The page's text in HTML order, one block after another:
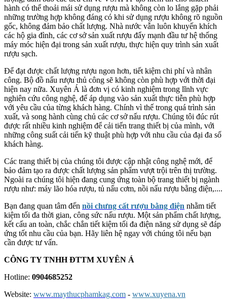
hành có thể thoải mái sử dụng rượu mà không còn lo lắng gặp phải
những trường hợp không đáng có khi sử dụng rượu không rõ nguồn
gốc, không đảm bảo chất lượng. Nhà nước vẫn luôn khuyến khích
các hộ gia đình, các cơ sở sản xuất rượu đẩy mạnh đầu tư hệ thống
máy móc hiện đại trong sản xuất rượu, thực hiện quy trình sản xuất
rượu sạch.
Để đạt được chất lượng rượu ngon hơn, tiết kiệm chi phí và nhân
công. Bộ đồ nấu rượu thủ công sẽ không còn phù hợp với thời đại
hiện nay nữa. Xuyên Á là đơn vị có kinh nghiệm trong lĩnh vực
nghiên cứu công nghệ, để áp dụng vào sản xuất thực tiễn phù hợp
với yêu cầu của từng khách hàng. Chính vì thế trong quá trình sản
xuất, và song hành cùng chủ các cơ sở nấu rượu. Chúng tôi đúc rút
được rất nhiều kinh nghiệm để cải tiến trang thiết bị của mình, với
những công suất cải tiến kỹ thuật phù hợp với nhu cầu của đại đa số
khách hàng.
Các trang thiết bị của chúng tôi được cập nhật công nghệ mới, để
bảo đảm tạo ra được chất lượng sản phẩm vượt trội trên thị trường.
Ngoài ra chúng tôi hiện đang cung ứng toàn bộ trang thiết bị ngành
rượu như: máy lão hóa rượu, tủ nấu cơm, nồi nấu rượu bằng điện,....
Bạn đang quan tâm đến nồi chưng cất rượu bằng điện nhằm tiết
kiệm tối đa thời gian, công sức nấu rượu. Một sản phẩm chất lượng,
kết cấu an toàn, chắc chắn tiết kiệm tối đa điện năng sử dụng sẽ đáp
ứng tốt nhu cầu của bạn. Hãy liên hệ ngay với chúng tôi nếu bạn
cần được tư vấn.
CÔNG TY TNHH ĐTTM XUYÊN Á
Hotline: 0904685252
Website: www.maythucphamkag.com - www.xuyena.vn